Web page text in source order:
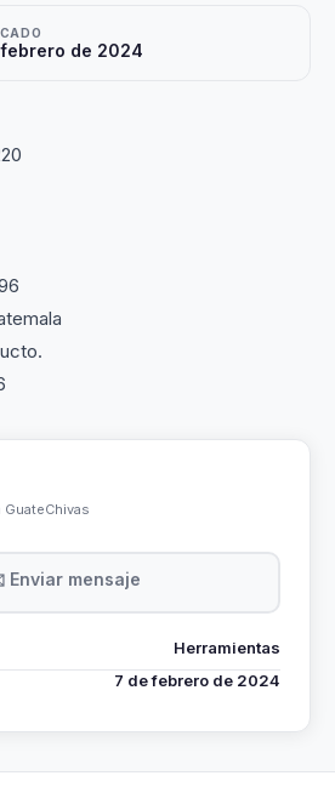
de 2024
mensaje
Herramientas
7 de febrero de 2024